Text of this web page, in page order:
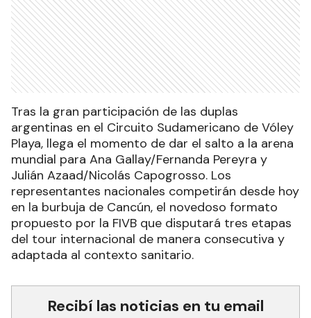
Tras la gran participación de las duplas
argentinas en el Circuito Sudamericano de Vóley
Playa, llega el momento de dar el salto a la arena
mundial para Ana Gallay/Fernanda Pereyra y
Julián Azaad/Nicolás Capogrosso. Los
representantes nacionales competirán desde hoy
en la burbuja de Cancún, el novedoso formato
propuesto por la FIVB que disputará tres etapas
del tour internacional de manera consecutiva y
adaptada al contexto sanitario.
Recibí las noticias en tu email